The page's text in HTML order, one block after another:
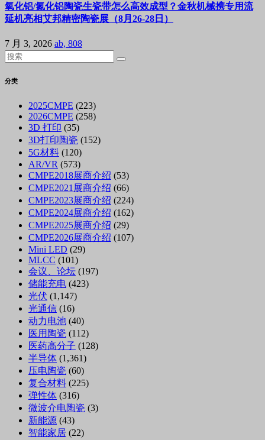
氧化铝/氮化铝陶瓷生瓷带怎么高效成型？金秋机械携专用流
延机亮相艾邦精密陶瓷展（8月26-28日）
7 月 3, 2026 ab, 808
分类
2025CMPE (223)
2026CMPE (258)
3D 打印 (35)
3D打印陶瓷 (152)
5G材料 (120)
AR/VR (573)
CMPE2018展商介绍 (53)
CMPE2021展商介绍 (66)
CMPE2023展商介绍 (224)
CMPE2024展商介绍 (162)
CMPE2025展商介绍 (29)
CMPE2026展商介绍 (107)
Mini LED (29)
MLCC (101)
会议、论坛 (197)
储能充电 (423)
光伏 (1,147)
光通信 (16)
动力电池 (40)
医用陶瓷 (112)
医药高分子 (128)
半导体 (1,361)
压电陶瓷 (60)
复合材料 (225)
弹性体 (316)
微波介电陶瓷 (3)
新能源 (43)
智能家居 (22)